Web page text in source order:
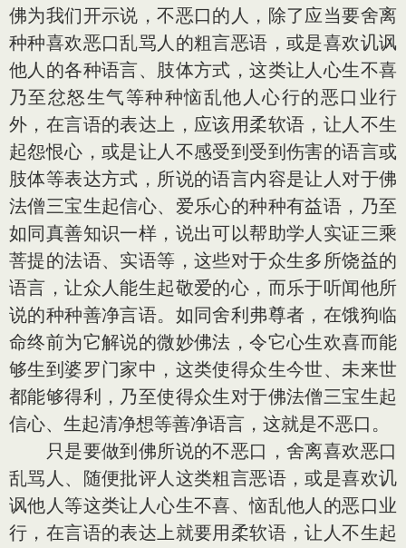
佛为我们开示说，不恶口的人，除了应当要舍离
种种喜欢恶口乱骂人的粗言恶语，或是喜欢讥讽
他人的各种语言、肢体方式，这类让人心生不喜
乃至忿怒生气等种种恼乱他人心行的恶口业行
外，在言语的表达上，应该用柔软语，让人不生
起怨恨心，或是让人不感受到受到伤害的语言或
肢体等表达方式，所说的语言内容是让人对于佛
法僧三宝生起信心、爱乐心的种种有益语，乃至
如同真善知识一样，说出可以帮助学人实证三乘
菩提的法语、实语等，这些对于众生多所饶益的
语言，让众人能生起敬爱的心，而乐于听闻他所
说的种种善净言语。如同舍利弗尊者，在饿狗临
命终前为它解说的微妙佛法，令它心生欢喜而能
够生到婆罗门家中，这类使得众生今世、未来世
都能够得利，乃至使得众生对于佛法僧三宝生起
信心、生起清净想等善净语言，这就是不恶口。
只是要做到佛所说的不恶口，舍离喜欢恶口
乱骂人、随便批评人这类粗言恶语，或是喜欢讥
讽他人等这类让人心生不喜、恼乱他人的恶口业
行，在言语的表达上就要用柔软语，让人不生起